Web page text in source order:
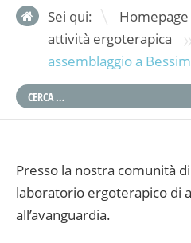
Sei qui: Homepage
attività ergoterapica
»
assemblaggio a
Presso la nostra comunità
laboratorio ergoterapico di
all’avanguardia.